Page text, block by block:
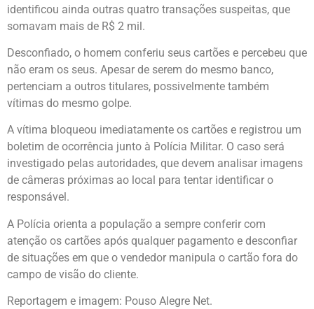
identificou ainda outras quatro transações suspeitas, que
somavam mais de R$ 2 mil.
Desconfiado, o homem conferiu seus cartões e percebeu que
não eram os seus. Apesar de serem do mesmo banco,
pertenciam a outros titulares, possivelmente também
vítimas do mesmo golpe.
A vítima bloqueou imediatamente os cartões e registrou um
boletim de ocorrência junto à Polícia Militar. O caso será
investigado pelas autoridades, que devem analisar imagens
de câmeras próximas ao local para tentar identificar o
responsável.
A Polícia orienta a população a sempre conferir com
atenção os cartões após qualquer pagamento e desconfiar
de situações em que o vendedor manipula o cartão fora do
campo de visão do cliente.
Reportagem e imagem: Pouso Alegre Net.